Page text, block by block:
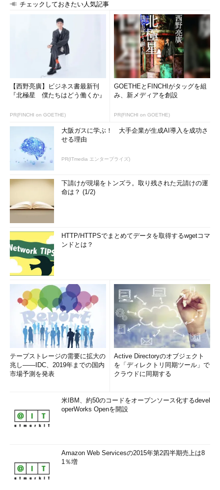
チェックしておきたい人気記事
【西野亮廣】ビジネス書最新刊
『北極星 僕たちはどう働くか』
PR(FINCHI on GOETHE)
GOETHEとFINCHIがタッグを組
み、新メディアを創設
PR(FINCHI on GOETHE)
大阪ガスに学ぶ！ 大手企業が生成AI導入を成功さ
せる理由
PR(ITmedia エンタープライズ)
下請けが現場をトンズラ。取り残された元請けの運
命は？ (1/2)
HTTP/HTTPSでまとめてデータを取得するwgetコマ
ンドとは？
テープストレージの需要に拡大の
兆し――IDC、2019年までの国内
市場予測を発表
Active Directoryのオブジェクト
を「ディレクトリ同期ツール」で
クラウドに同期する
米IBM、約50のコードをオープンソース化するdevel
operWorks Openを開設
Amazon Web Servicesの2015年第2四半期売上は8
1％増